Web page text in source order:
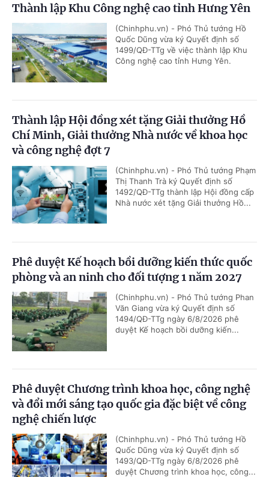
Thành lập Khu Công nghệ cao tỉnh Hưng Yên
(Chinhphu.vn) - Phó Thủ tướng Hồ
Quốc Dũng vừa ký Quyết định số
1499/QĐ-TTg về việc thành lập Khu
Công nghệ cao tỉnh Hưng Yên.
Thành lập Hội đồng xét tặng Giải thưởng Hồ
Chí Minh, Giải thưởng Nhà nước về khoa học
và công nghệ đợt 7
(Chinhphu.vn) - Phó Thủ tướng Phạm
Thị Thanh Trà ký Quyết định số
1492/QĐ-TTg thành lập Hội đồng cấp
Nhà nước xét tặng Giải thưởng Hồ...
Phê duyệt Kế hoạch bồi dưỡng kiến thức quốc
phòng và an ninh cho đối tượng 1 năm 2027
(Chinhphu.vn) - Phó Thủ tướng Phan
Văn Giang vừa ký Quyết định số
1494/QĐ-TTg ngày 6/8/2026 phê
duyệt Kế hoạch bồi dưỡng kiến...
Phê duyệt Chương trình khoa học, công nghệ
và đổi mới sáng tạo quốc gia đặc biệt về công
nghệ chiến lược
(Chinhphu.vn) - Phó Thủ tướng Hồ
Quốc Dũng vừa ký Quyết định số
1493/QĐ-TTg ngày 6/8/2026 phê
duyệt Chương trình khoa học, công...